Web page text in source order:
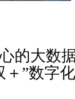
的大数
＋”数字化